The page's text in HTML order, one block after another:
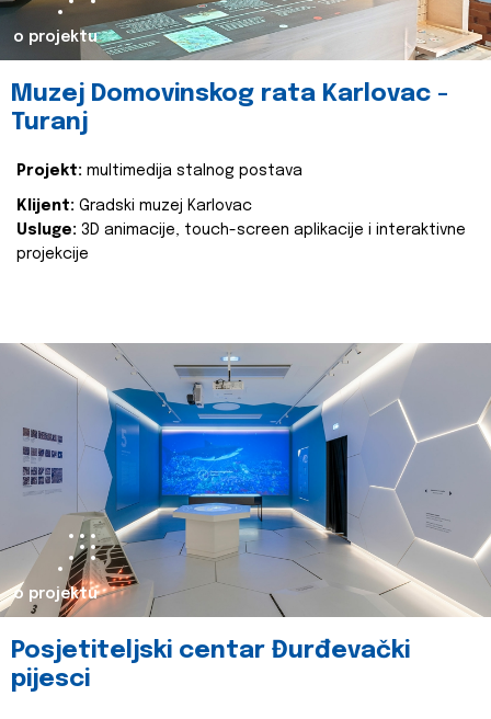
o projektu
Muzej Domovinskog rata Karlovac -
Turanj
Projekt: multimedija stalnog postava
Klijent: Gradski muzej Karlovac
Usluge: 3D animacije, touch-screen aplikacije i interaktivne
projekcije
o projektu
Posjetiteljski centar Đurđevački
pijesci